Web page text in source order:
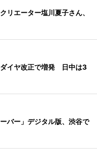
リエーター塩川夏子さん、
イヤ改正で増発 日中は3
バー」デジタル版、渋谷で